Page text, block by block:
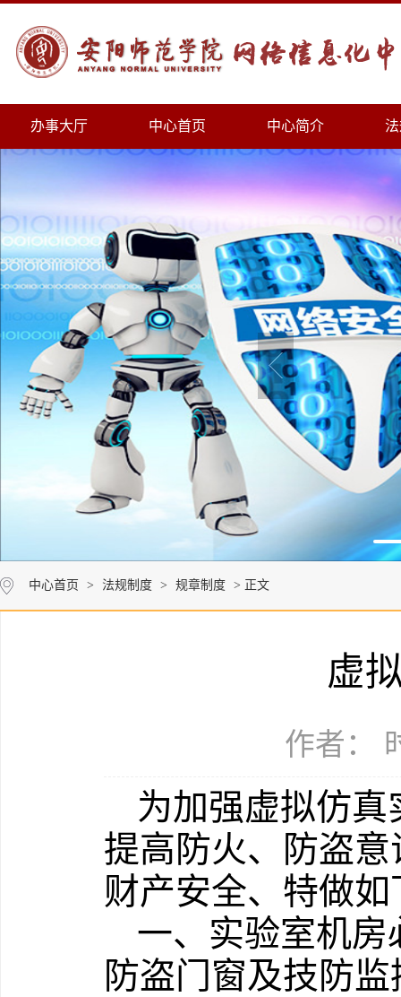
办事大厅 中心首页 中心简介
中心首页 > 法规制度 > 规章制度 > 正文
虚
作者：
为加强虚拟仿
提高防火、防盗
财产安全、特做
一、实验室机
防盗门窗及技防